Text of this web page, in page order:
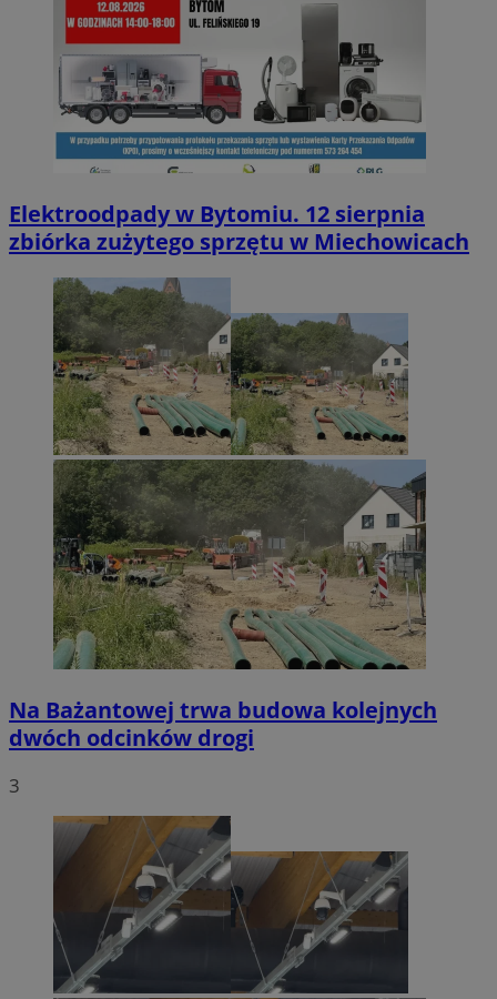
Elektroodpady w Bytomiu. 12 sierpnia
zbiórka zużytego sprzętu w Miechowicach
Na Bażantowej trwa budowa kolejnych
dwóch odcinków drogi
3